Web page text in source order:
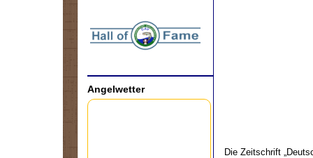
Angelwetter
Die Zeitschrift